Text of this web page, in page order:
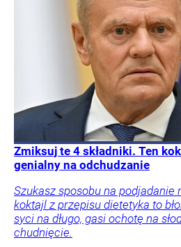
Zmiksuj te 4 składniki. Ten
genialny na odchudzanie
Szukasz sposobu na podjadanie
koktajl z przepisu dietetyka to
syci na długo, gasi ochotę na
chudnięcie.